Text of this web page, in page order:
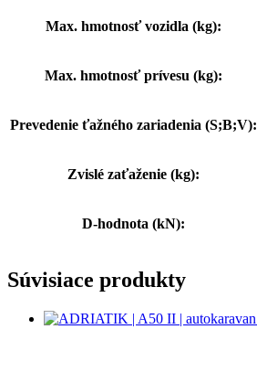
Max. hmotnosť vozidla (kg):
Max. hmotnosť prívesu (kg):
Prevedenie ťažného zariadenia (S;B;V):
Zvislé zaťaženie (kg):
D-hodnota (kN):
Súvisiace produkty